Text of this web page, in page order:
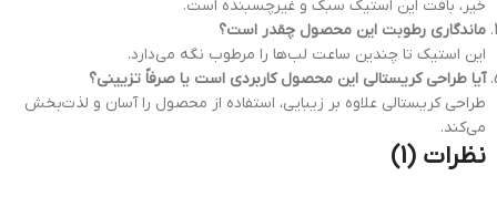
خیر، بافت این استیک سبک و غیرچسبنده است.
ماندگاری رطوبت این محصول چقدر است؟
این استیک تا چندین ساعت لب‌ها را مرطوب نگه می‌دارد.
آیا طراحی کریستالی این محصول کاربردی است یا صرفاً تزیینی؟
طراحی کریستالی علاوه بر زیبایی، استفاده از محصول را آسان و لذت‌بخش
می‌کند.
نظرات (1)